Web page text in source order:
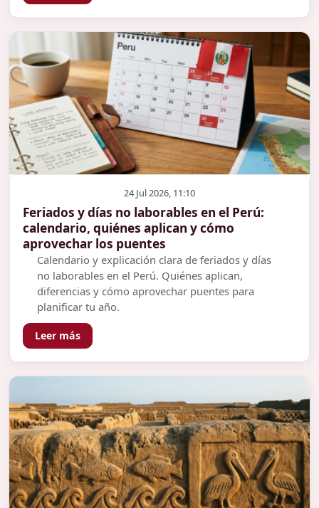
24 Jul 2026, 11:10
Feriados y días no laborables en el Perú:
calendario, quiénes aplican y cómo
aprovechar los puentes
Calendario y explicación clara de feriados y días
no laborables en el Perú. Quiénes aplican,
diferencias y cómo aprovechar puentes para
planificar tu año.
Leer más